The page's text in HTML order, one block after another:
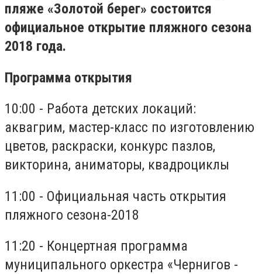
пляже «Золотой берег» состоится
официальное открытие пляжного сезона
2018 года.
Программа открытия
10:00 - Работа детских локаций:
аквагрим, мастер-класс по изготовлению
цветов, раскраски, конкурс пазлов,
викторина, аниматоры, квадроциклы
11:00 - Официальная часть открытия
пляжного сезона-2018
11:20 - Концертная программа
муниципального оркестра «Чернигов -